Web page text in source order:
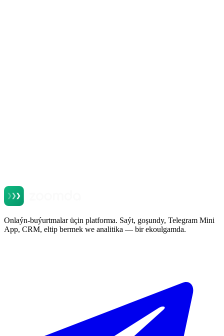
Onlaýn-buýurtmalar üçin platforma. Saýt, goşundy, Telegram Mini
App, CRM, eltip bermek we analitika — bir ekoulgamda.